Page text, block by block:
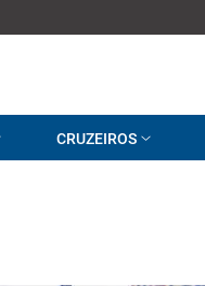
CRUZEIROS